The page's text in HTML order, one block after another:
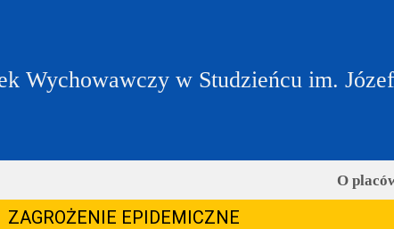
Wychowawczy w Studzieńcu im.
O
ZAGROŻENIE EPIDEMICZNE